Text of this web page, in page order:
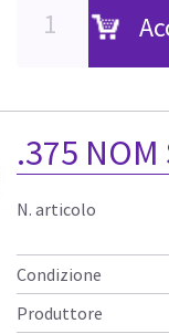
.375 NOM
N. articolo
Condizione
Produttore